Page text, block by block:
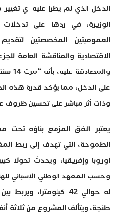
الوزيرة، في ردها على تدخلات
العموميتين المخصصتين لتقديم
على الدخل، مما يؤكد قدرة هذه
وذات أثر مباشر على تحسين ظروف
يعتبر النفق المزمع بناؤه
الطموحة، التي تهدف إلى ربط
أوروبا وإفريقيا، ويحدث تحولا
وحسب المعهد الوطني الإسباني
له حوالي 42 كيلومترا،
طنجة، ويتألف المشروع من ثلاثة